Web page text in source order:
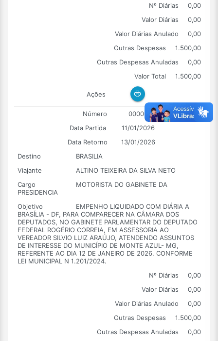
Nº Diárias
0,00
Valor Diárias
0,00
Valor Diárias Anulado
0,00
Outras Despesas
1.500,00
Outras Despesas Anuladas
0,00
Valor Total
1.500,00
Ações
Número
00006
Data Partida
11/01/2026
Data Retorno
13/01/2026
Destino
BRASILIA
Viajante
ALTINO TEIXEIRA DA SILVA NETO
Cargo
MOTORISTA DO GABINETE DA
PRESIDENCIA
Objetivo
EMPENHO LIQUIDADO COM DIÁRIA A
BRASÍLIA - DF, PARA COMPARECER NA CÂMARA DOS
DEPUTADOS, NO GABINETE PARLAMENTAR DO DEPUTADO
FEDERAL ROGÉRIO CORREIA, EM ASSESSORIA AO
VEREADOR SILVIO LUIZ ARAÚJO, ATENDENDO ASSUNTOS
DE INTERESSE DO MUNICÍPIO DE MONTE AZUL- MG,
REFERENTE AO DIA 12 DE JANEIRO DE 2026. CONFORME
LEI MUNICIPAL N 1.201/2024.
Nº Diárias
0,00
Valor Diárias
0,00
Valor Diárias Anulado
0,00
Outras Despesas
1.500,00
Outras Despesas Anuladas
0,00